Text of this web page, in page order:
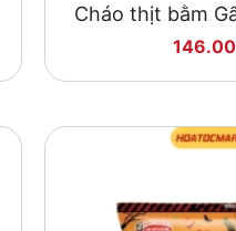
Cháo thịt bằm